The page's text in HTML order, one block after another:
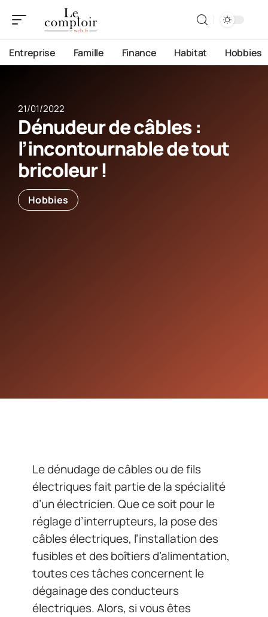
Entreprise Famille Finance Habitat Hobbies
21/01/2022
Dénudeur de câbles :
l’incontournable de tout
bricoleur !
Hobbies
Le dénudage de câbles ou de fils
électriques fait partie de la spécialité
d’un électricien. Que ce soit pour le
réglage d’interrupteurs, la pose des
câbles électriques, l’installation des
fusibles et des boîtiers d’alimentation,
toutes ces tâches concernent le
dégainage des conducteurs
électriques. Alors, si vous êtes